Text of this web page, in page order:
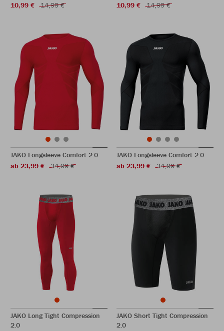
10,99 €
14,99 €
10,99 €
14,99 €
JAKO Longsleeve Comfort 2.0
ab 23,99 €
34,99 €
JAKO Longsleeve Comfort 2.0
ab 23,99 €
34,99 €
JAKO Long Tight Compression
2.0
JAKO Short Tight Compression
2.0